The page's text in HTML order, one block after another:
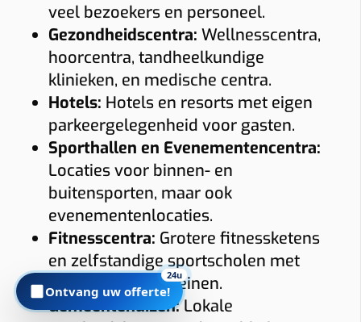
veel bezoekers en personeel.
Gezondheidscentra: Wellnesscentra,
hoorcentra, tandheelkundige
klinieken, en medische centra.
Hotels: Hotels en resorts met eigen
parkeergelegenheid voor gasten.
Sporthallen en Evenementencentra:
Locaties voor binnen- en
buitensporten, maar ook
evenementenlocaties.
Fitnesscentra: Grotere fitnessketens
en zelfstandige sportscholen met
eigen parkeerterreinen.
Gemeentehuizen:Lokale
Ontvang uw offerte!
24u
Foto’s
Graag foto’s van uw verdeelkast, de plaats waar de
laadpaal komt en eventueel het kabeltraject. Sleep
hierheen of
kies
(max 6 × 8 MB, jpg/png/webp/pdf)
Ik ga akkoord dat Plugnet mij mag contacteren i.v.m. mijn
aanvraag.
Offerte per e-mail WhatsApp met calculatie
Prijzen zijn indicatief en afhankelijk van plaatsbezoek/technische
situatie. Offerte = vrijblijvend.